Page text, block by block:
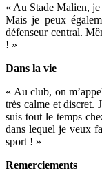
« Au Stade Malien,
Mais je peux
défenseur central.
! »
Dans la vie
« Au club, on
très calme et discret.
suis tout le temps
dans lequel je veux
sport ! »
Remerciements